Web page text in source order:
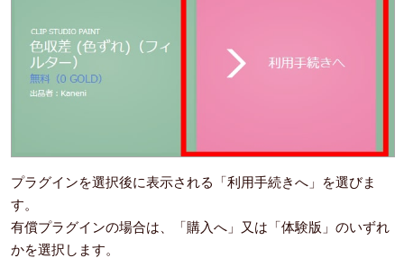
プラグインを選択後に表示される「利用手続きへ」を選びま
す。
有償プラグインの場合は、「購入へ」又は「体験版」のいずれ
かを選択します。